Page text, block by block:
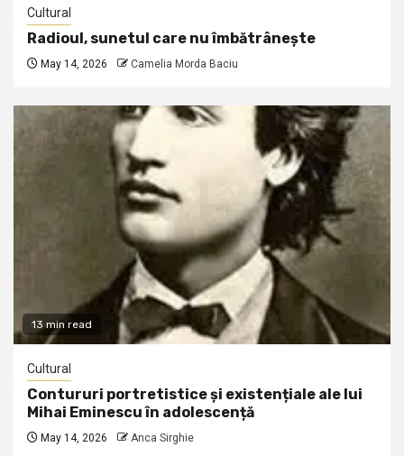
Cultural
Radioul, sunetul care nu îmbătrânește
May 14, 2026 Camelia Morda Baciu
13 min read
Cultural
Contururi portretistice și existențiale ale lui
Mihai Eminescu în adolescență
May 14, 2026 Anca Sirghie